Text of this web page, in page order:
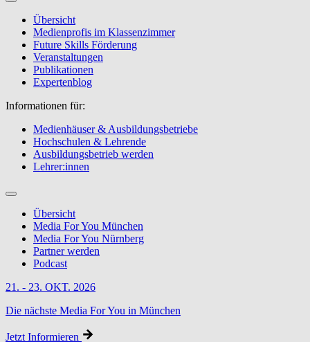
Übersicht
Medienprofis im Klassenzimmer
Future Skills Förderung
Veranstaltungen
Publikationen
Expertenblog
Informationen für:
Medienhäuser & Ausbildungsbetriebe
Hochschulen & Lehrende
Ausbildungsbetrieb werden
Lehrer:innen
Übersicht
Media For You München
Media For You Nürnberg
Partner werden
Podcast
21. - 23. OKT. 2026
Die nächste Media For You in München
Jetzt Informieren